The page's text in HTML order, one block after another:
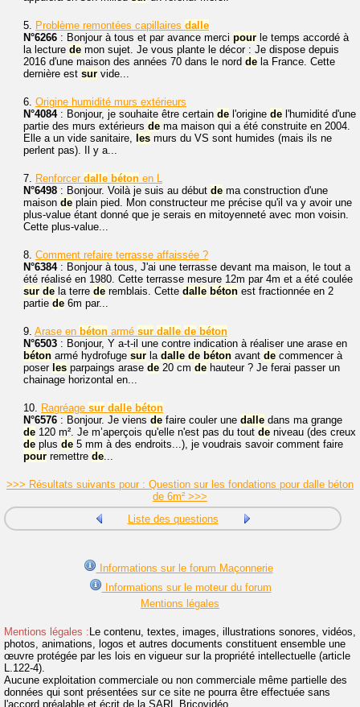
5. Problème remontées capillaires dalle
N°6266 : Bonjour à tous et par avance merci pour le temps accordé à
la lecture de mon sujet. Je vous plante le décor : Je dispose depuis
2016 d'une maison des années 70 dans le nord de la France. Cette
dernière est sur vide...
6. Origine humidité murs extérieurs
N°4084: Bonjour, je souhaite être certain de l'origine de l'humidité d'une
partie des murs extérieurs de ma maison qui a été construite en 2004.
Elle a un vide sanitaire,
les murs du VS sont humides (mais ils ne
perlent pas). Il y a...
7. Renforcer dalle béton en L
N°6498 : Bonjour. Voilà je suis au début de ma construction d'une
maison de plain pied. Mon constructeur me précise qu'il va y avoir une
plus-value étant donné que je serais en mitoyenneté avec mon voisin.
Cette plus-value...
8. Comment refaire terrasse affaissée ?
N°6384: Bonjour à tous, J'ai une terrasse devant ma maison, le tout a
été réalisé en 1980. Cette terrasse mesure 12m par 4m et a été coulée
sur de la terre de remblais. Cette dalle béton est fractionnée en 2
partie de 6m par...
9. Arase en béton armé sur dalle de béton
N°6503 : Bonjour, Y a-t-il une contre indication à réaliser une arase en
béton armé hydrofuge sur la dalle de béton avant de commencer à
poser les parpaings arase de 20 cm de hauteur ? Je ferai passer un
chainage horizontal en...
10. Ragréage sur dalle béton
N°6576 : Bonjour. Je viens de faire couler une dalle dans ma grange
de 120 m². Je m’aperçois qu'elle n'est pas du tout de niveau (des creux
de plus de 5 mm à des endroits...), je voudrais savoir comment faire
pour remettre de
>>> Résultats suivants pour : Question sur les fondations pour dalle béton
de 6m² >>>
Liste des questions
Informations sur le forum Maçonnerie
Informations sur le moteur du forum
Mentions légales
Mentions légales : Le contenu, textes, images, illustrations sonores, vidéos,
photos, animations, logos et autres documents constituent ensemble une
œuvre protégée par les lois en vigueur sur la propriété intellectuelle (article
L.122-4).
Aucune exploitation commerciale ou non commerciale même partielle des
données qui sont présentées sur ce site ne pourra être effectuée sans
l'accord préalable et écrit de la SARL Bricovidéo.